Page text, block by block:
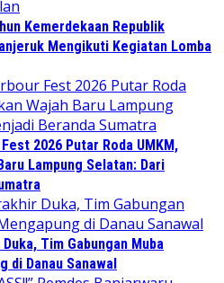
Kemerdekaan Republik
Mengikuti Kegiatan Lomba
2026 Putar Roda UMKM,
Lampung Selatan: Dari
Tim Gabungan Muba
di Danau Sanawal